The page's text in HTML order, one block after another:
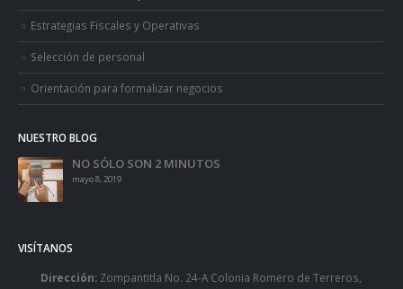
Estrategias Fiscales y Operativas
Selección de personal
Orientación para formalizar negocios
NUESTRO BLOG
NO SÓLO SON 2 MINUTOS
mayo 8, 2019
VISÍTANOS
Dirección: Zompantitla No. 24-A Colonia Romero de Terreros,